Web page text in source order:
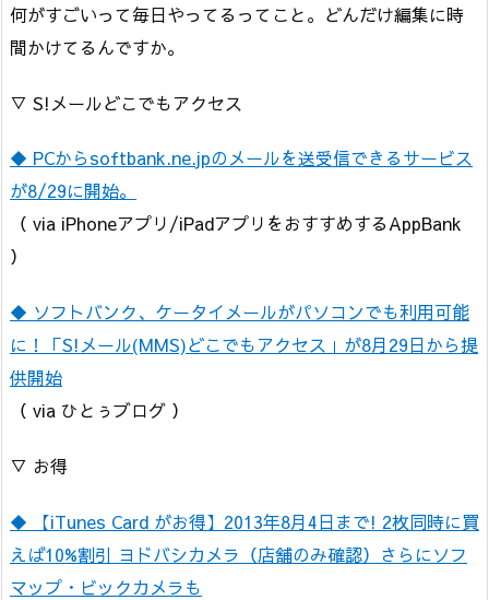
何がすごいって毎日やってるってこと。どんだけ編集に時
間かけてるんですか。
▽ S!メールどこでもアクセス
◆ PCからsoftbank.ne.jpのメールを送受信できるサービス
が8/29に開始。
（ via iPhoneアプリ/iPadアプリをおすすめするAppBank
）
◆ ソフトバンク、ケータイメールがパソコンでも利用可能
に！「S!メール(MMS)どこでもアクセス」が8月29日から提
供開始
（ via ひとぅブログ ）
▽ お得
◆ 【iTunes Card がお得】2013年8月4日まで! 2枚同時に買
えば10%割引 ヨドバシカメラ（店舗のみ確認）さらにソフ
マップ・ビックカメラも